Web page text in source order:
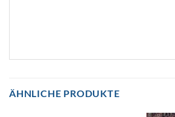
ÄHNLICHE PRODUKTE